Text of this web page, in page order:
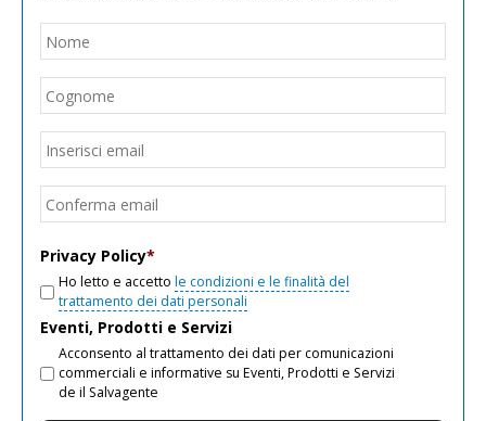
Nome
Email
Privacy Policy*
Ho letto e accetto le condizioni e le finalità del
trattamento dei dati personali
Eventi, Prodotti e Servizi
Acconsento al trattamento dei dati per comunicazioni
commerciali e informative su Eventi, Prodotti e Servizi
de il Salvagente